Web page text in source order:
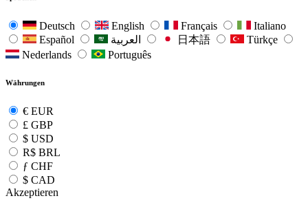
Deutsch English Français
Italiano
Español
日本語
Türkçe
Nederlands
Português
Währungen
€ EUR
£ GBP
$ USD
R$ BRL
ƒ CHF
$ CAD
Akzeptieren